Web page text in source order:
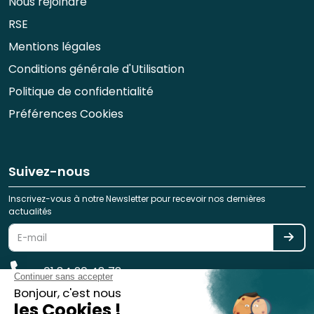
RSE
Mentions légales
Conditions générale d'Utilisation
Politique de confidentialité
Préférences Cookies
Suivez-nous
Inscrivez-vous à notre Newsletter pour recevoir nos dernières
actualités
01 84 20 48 78
reservation@spotlag.com